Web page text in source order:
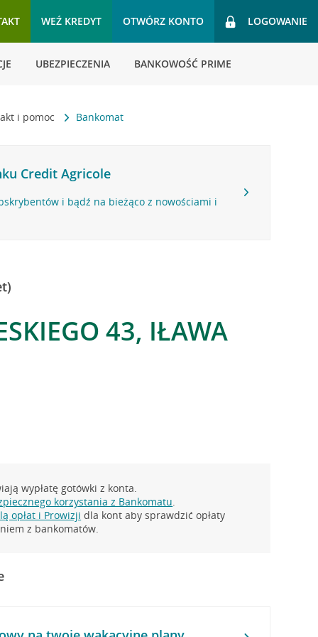
WEŹ KREDYT OTWÓRZ KONTO LOGOWANIE
UBEZPIECZENIA BANKOWOŚĆ PRIME
i pomoc Bankomat
Credit Agricole
i bądź na bieżąco z nowościami i
43, IŁAWA
wypłatę gotówki z konta.
korzystania z Bankomatu.
opłat i Prowizji dla kont aby sprawdzić opłaty
z bankomatów.